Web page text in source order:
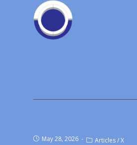
May 28, 2026 Articles/X